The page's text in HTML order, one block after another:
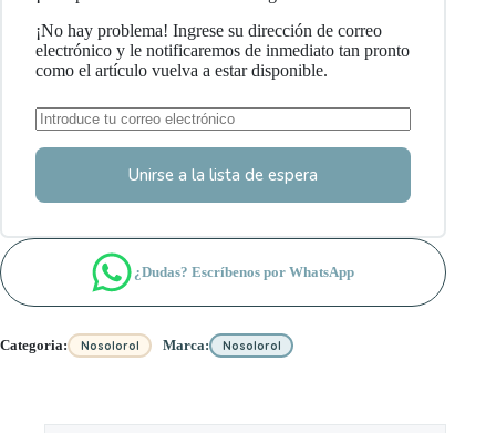
¡No hay problema! Ingrese su dirección de correo
electrónico y le notificaremos de inmediato tan pronto
como el artículo vuelva a estar disponible.
Unirse a la lista de espera
¿Dudas? Escríbenos por WhatsApp
Categoria: Nosolorol Marca: Nosolorol